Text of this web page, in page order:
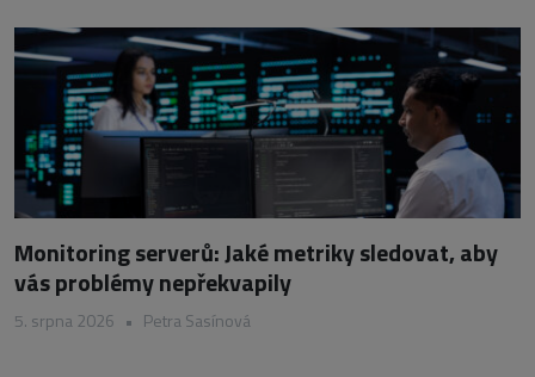
Monitoring serverů: Jaké metriky sledovat, aby
vás problémy nepřekvapily
5. srpna 2026 • Petra Sasínová